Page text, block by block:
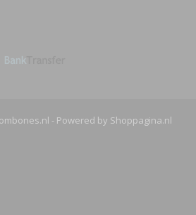
- Powered by Shoppagina.nl